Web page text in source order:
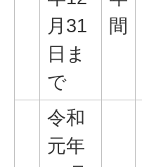
月31
日ま
で
間
令和
元年